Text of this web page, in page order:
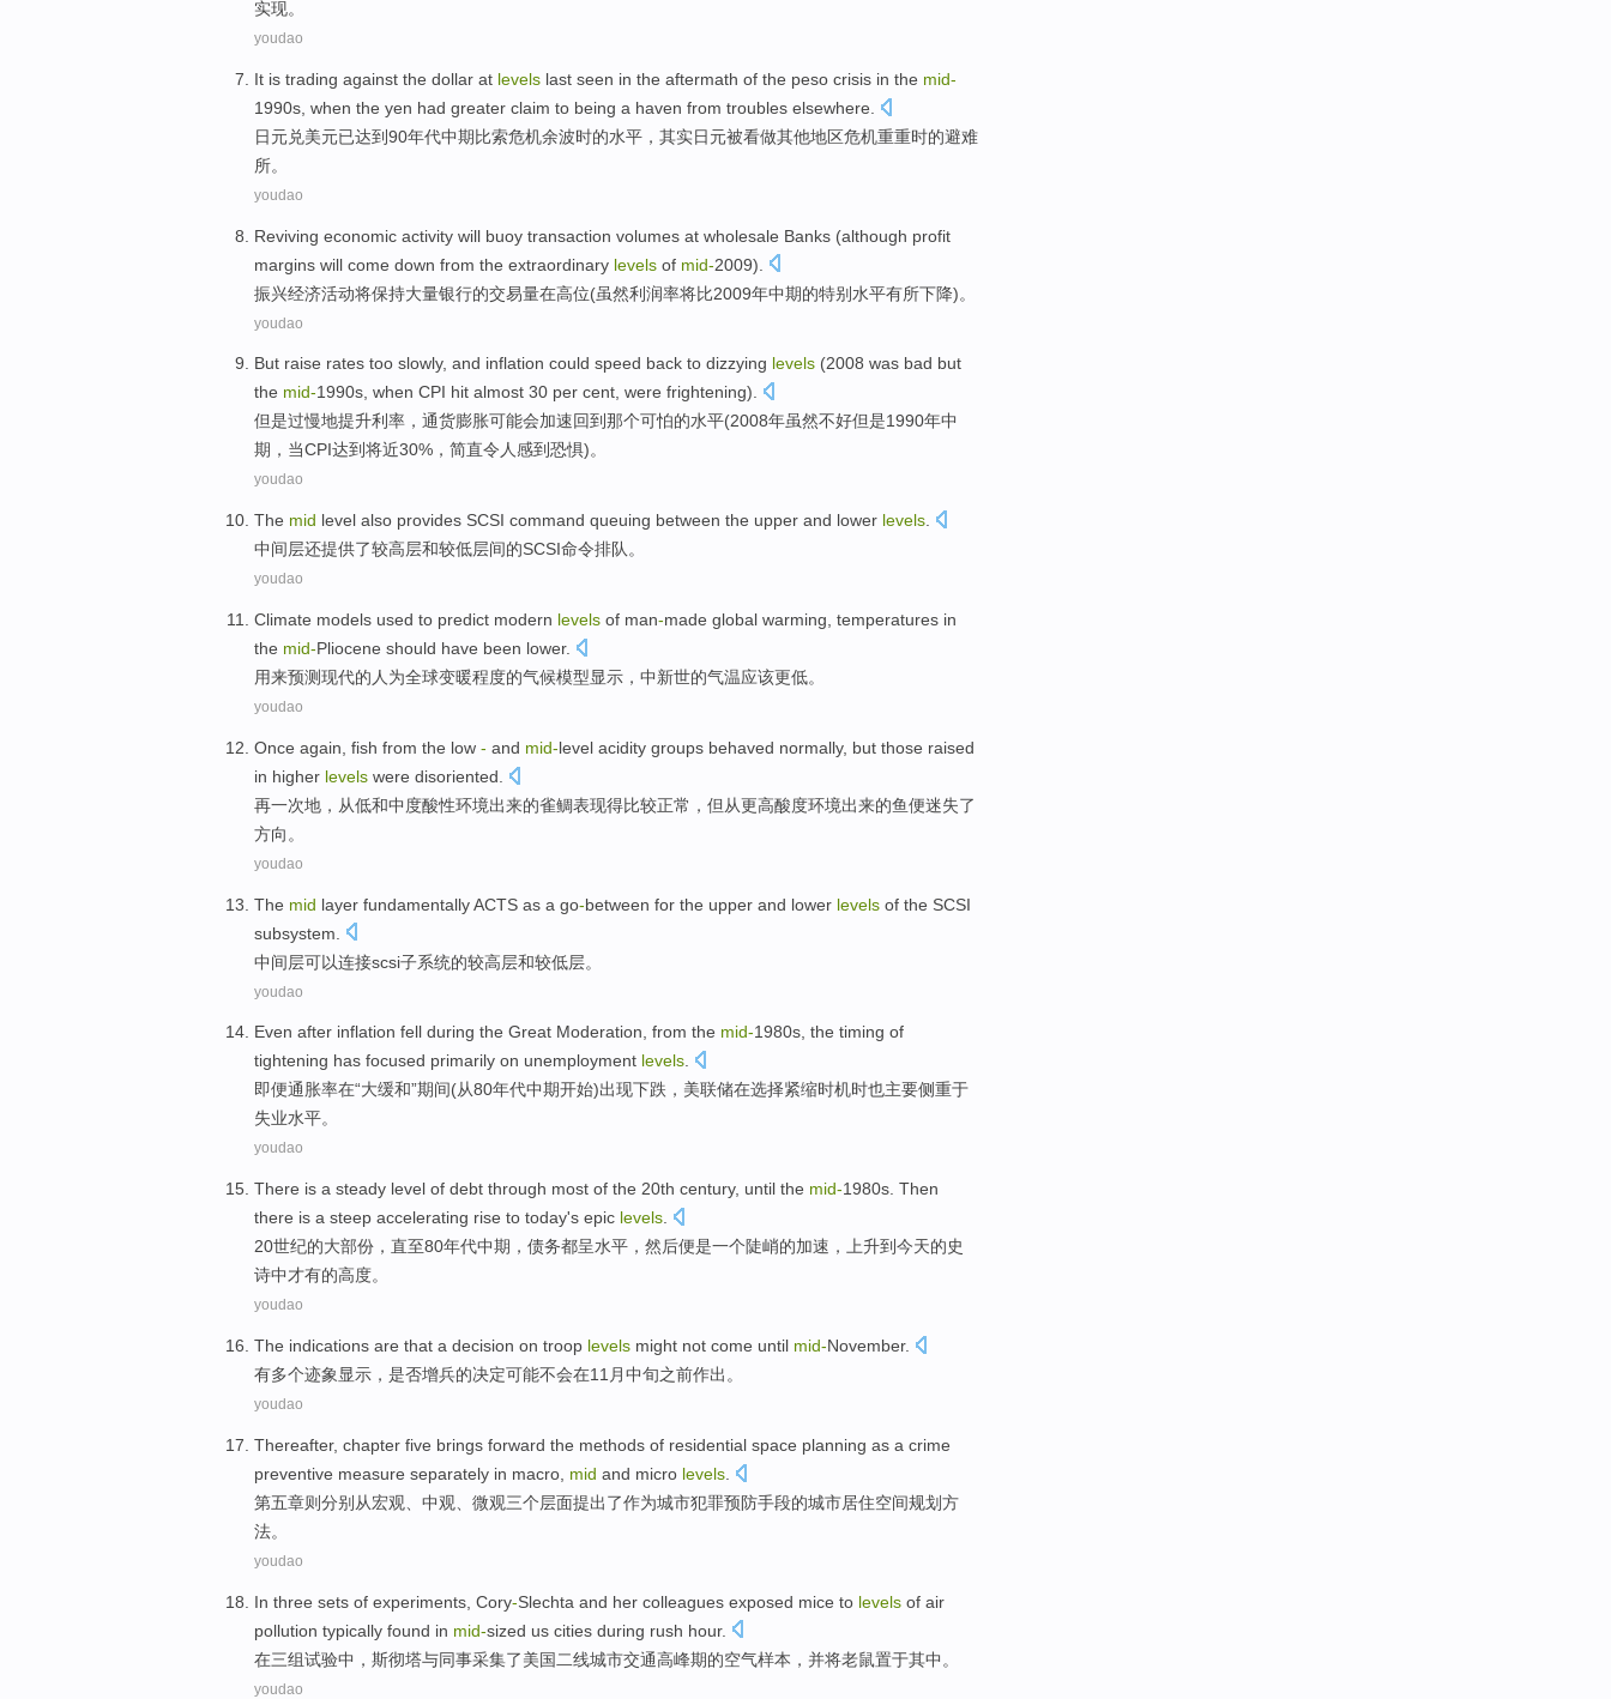
实现。
youdao
It is trading against the dollar at levels last seen in the aftermath of the peso crisis in the mid-
1990s when the yen had greater claim to being a haven from troubles elsewhere
日元兑美元已达到90年代中期比索危机余波时的水平 ，其实日元被看做其他地区危机重重时的避难
所。
youdao
Reviving economic activity will buoy transaction volumes at wholesale Banks (although profit
margins will come down from the extraordinary levels of mid-2009).
振兴经济活动将保持大量银行的交易量在高位(虽然利润率将比2009年中期的特别水平有所下降)。
youdao
But raise rates too slowly, and inflation could speed back to dizzying levels (2008 was bad but
the mid-1990s, when CPI hit almost 30 per cent, were frightening).
但是过慢地提升利率 ， 通货膨胀可能会加速回到那个可怕的水平(2008年虽然不好但是1990年中
期 ， 当CPI达到将近30%，简直令人感到恐惧)。
youdao
The mid level also provides SCSI command queuing between the upper and lower levels
中间层还提供了较高层和较低层间的SCSI命令排队 。
youdao
Climate models used to predict modern levels of man-made global warming temperatures in
the mid-Pliocene should have been lower.
用来预测现代的 人为全球变暖程度的气候模型显示，中新世的气温应该更低。
youdao
Once again fish from the low - and mid-level acidity groups behaved normally, but those raised
in higher levels were disoriented
再一次地， 从低和中度酸性环境出来的雀鲷表现得比较正常 ， 但 从更高酸度环境出来的鱼便迷失了
方向。
youdao
The mid layer fundamentally ACTS as a go-between for the upper and lower levels of the SCSI
subsystem
中间层可以连接scsi子系统的较高层和较低层。
youdao
Even after inflation fell during the Great Moderation, from the mid-1980s, the timing of
tightening has focused primarily on unemployment levels.
即便通胀率在“大缓和”期间(从80年代中期开始)出现下跌，美联储在选择紧缩时机时也主要侧重于
失业水平。
youdao
There is a steady level of debt through most of the 20th century, until the mid-1980s Then
there is a steep accelerating rise to today's epic levels
20世纪的大部份， 直至80年代中期 ， 债务都呈水平 ， 然后便是一个陡峭的加速 ， 上升到今天的史
诗中才有的高度。
youdao
The indications are that a decision on troop levels might not come until mid-November.
有多个迹象显示，是否增兵的决定可能不会在11月中旬之前作出。
youdao
Thereafter, chapter five brings forward the methods of residential space planning as a crime
preventive measure separately in macro mid and micro levels
第五章则分别 从宏观、中观、微观三个层面提出了作为城市犯罪预防手段的城市居住空间规划方
法。
youdao
In three sets of experiments Cory-Slechta and her colleagues exposed mice to levels of air
pollution typically found in mid-sized us cities during rush hour.
在三组试验中 ，斯彻塔与同事采集了美国二线城市交通高峰期的空气样本， 并将老鼠置于其中。
youdao